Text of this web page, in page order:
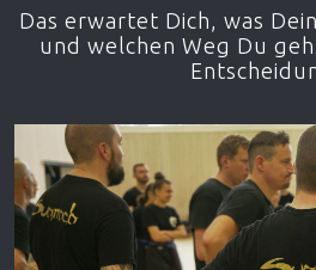
Das erwartet Dich, was
und welchen Weg Du